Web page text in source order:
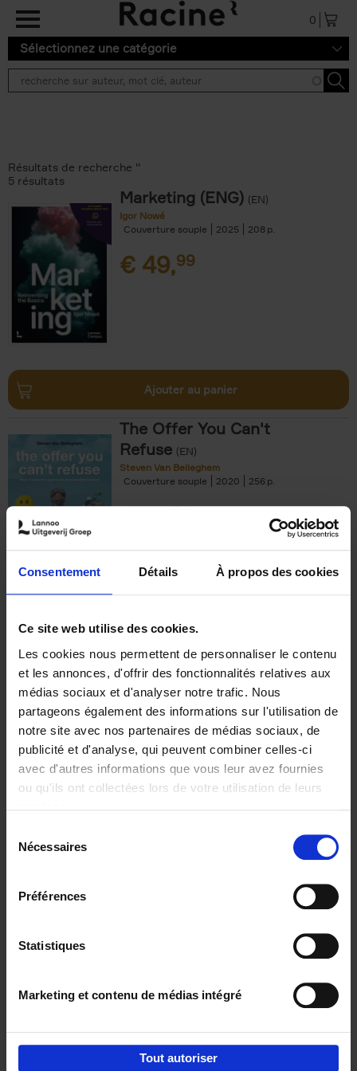
Consentement Détails À propos des cookies
Ce site web utilise des cookies.
Les cookies nous permettent de personnaliser le contenu
et les annonces, d'offrir des fonctionnalités relatives aux
médias sociaux et d'analyser notre trafic. Nous
partageons également des informations sur l'utilisation de
notre site avec nos partenaires de médias sociaux, de
publicité et d'analyse, qui peuvent combiner celles-ci
avec d'autres informations que vous leur avez fournies
ou qu'ils ont collectées lors de votre utilisation de leurs
Nécessaires
Préférences
Statistiques
Marketing et contenu de médias intégré
Tout autoriser
Aller au contenu principal
0
Sélectionnez une catégorie
Résultats de recherche ''
5 résultats
Marketing (ENG) (EN)
Igor Nowé
Couverture souple
2025 208
€ 49,99
Ajouter au panier
The Offer You Can't
Refuse (EN)
Steven Van Belleghem
Couverture souple
2020 256
€37,50
Building Bonds = Building
Business
Jochen Roef Jozefien De Feyter
Carolien Boom
Couverture souple
2025 200
€29,99
Digital marketing like a PRO -
completely revised edition (EN)